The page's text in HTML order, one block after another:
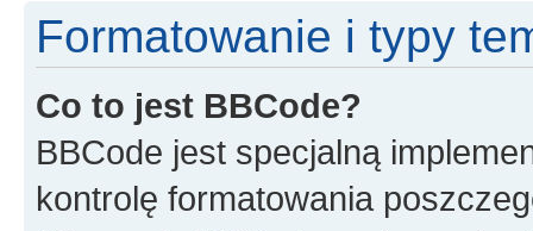
Formatowanie i typy
Co to jest BBCode?
BBCode jest specjalną
kontrolę formatowania